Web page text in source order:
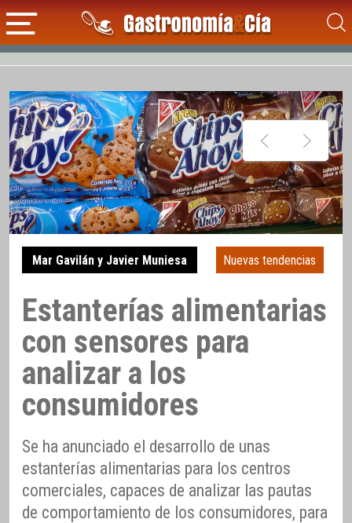
Mar Gavilán y Javier Muniesa Nuevas tendencias
Estanterías alimentarias
con sensores para
analizar a los
consumidores
Se ha anunciado el desarrollo de unas
estanterías alimentarias para los centros
comerciales, capaces de analizar las pautas
de comportamiento de los consumidores, para